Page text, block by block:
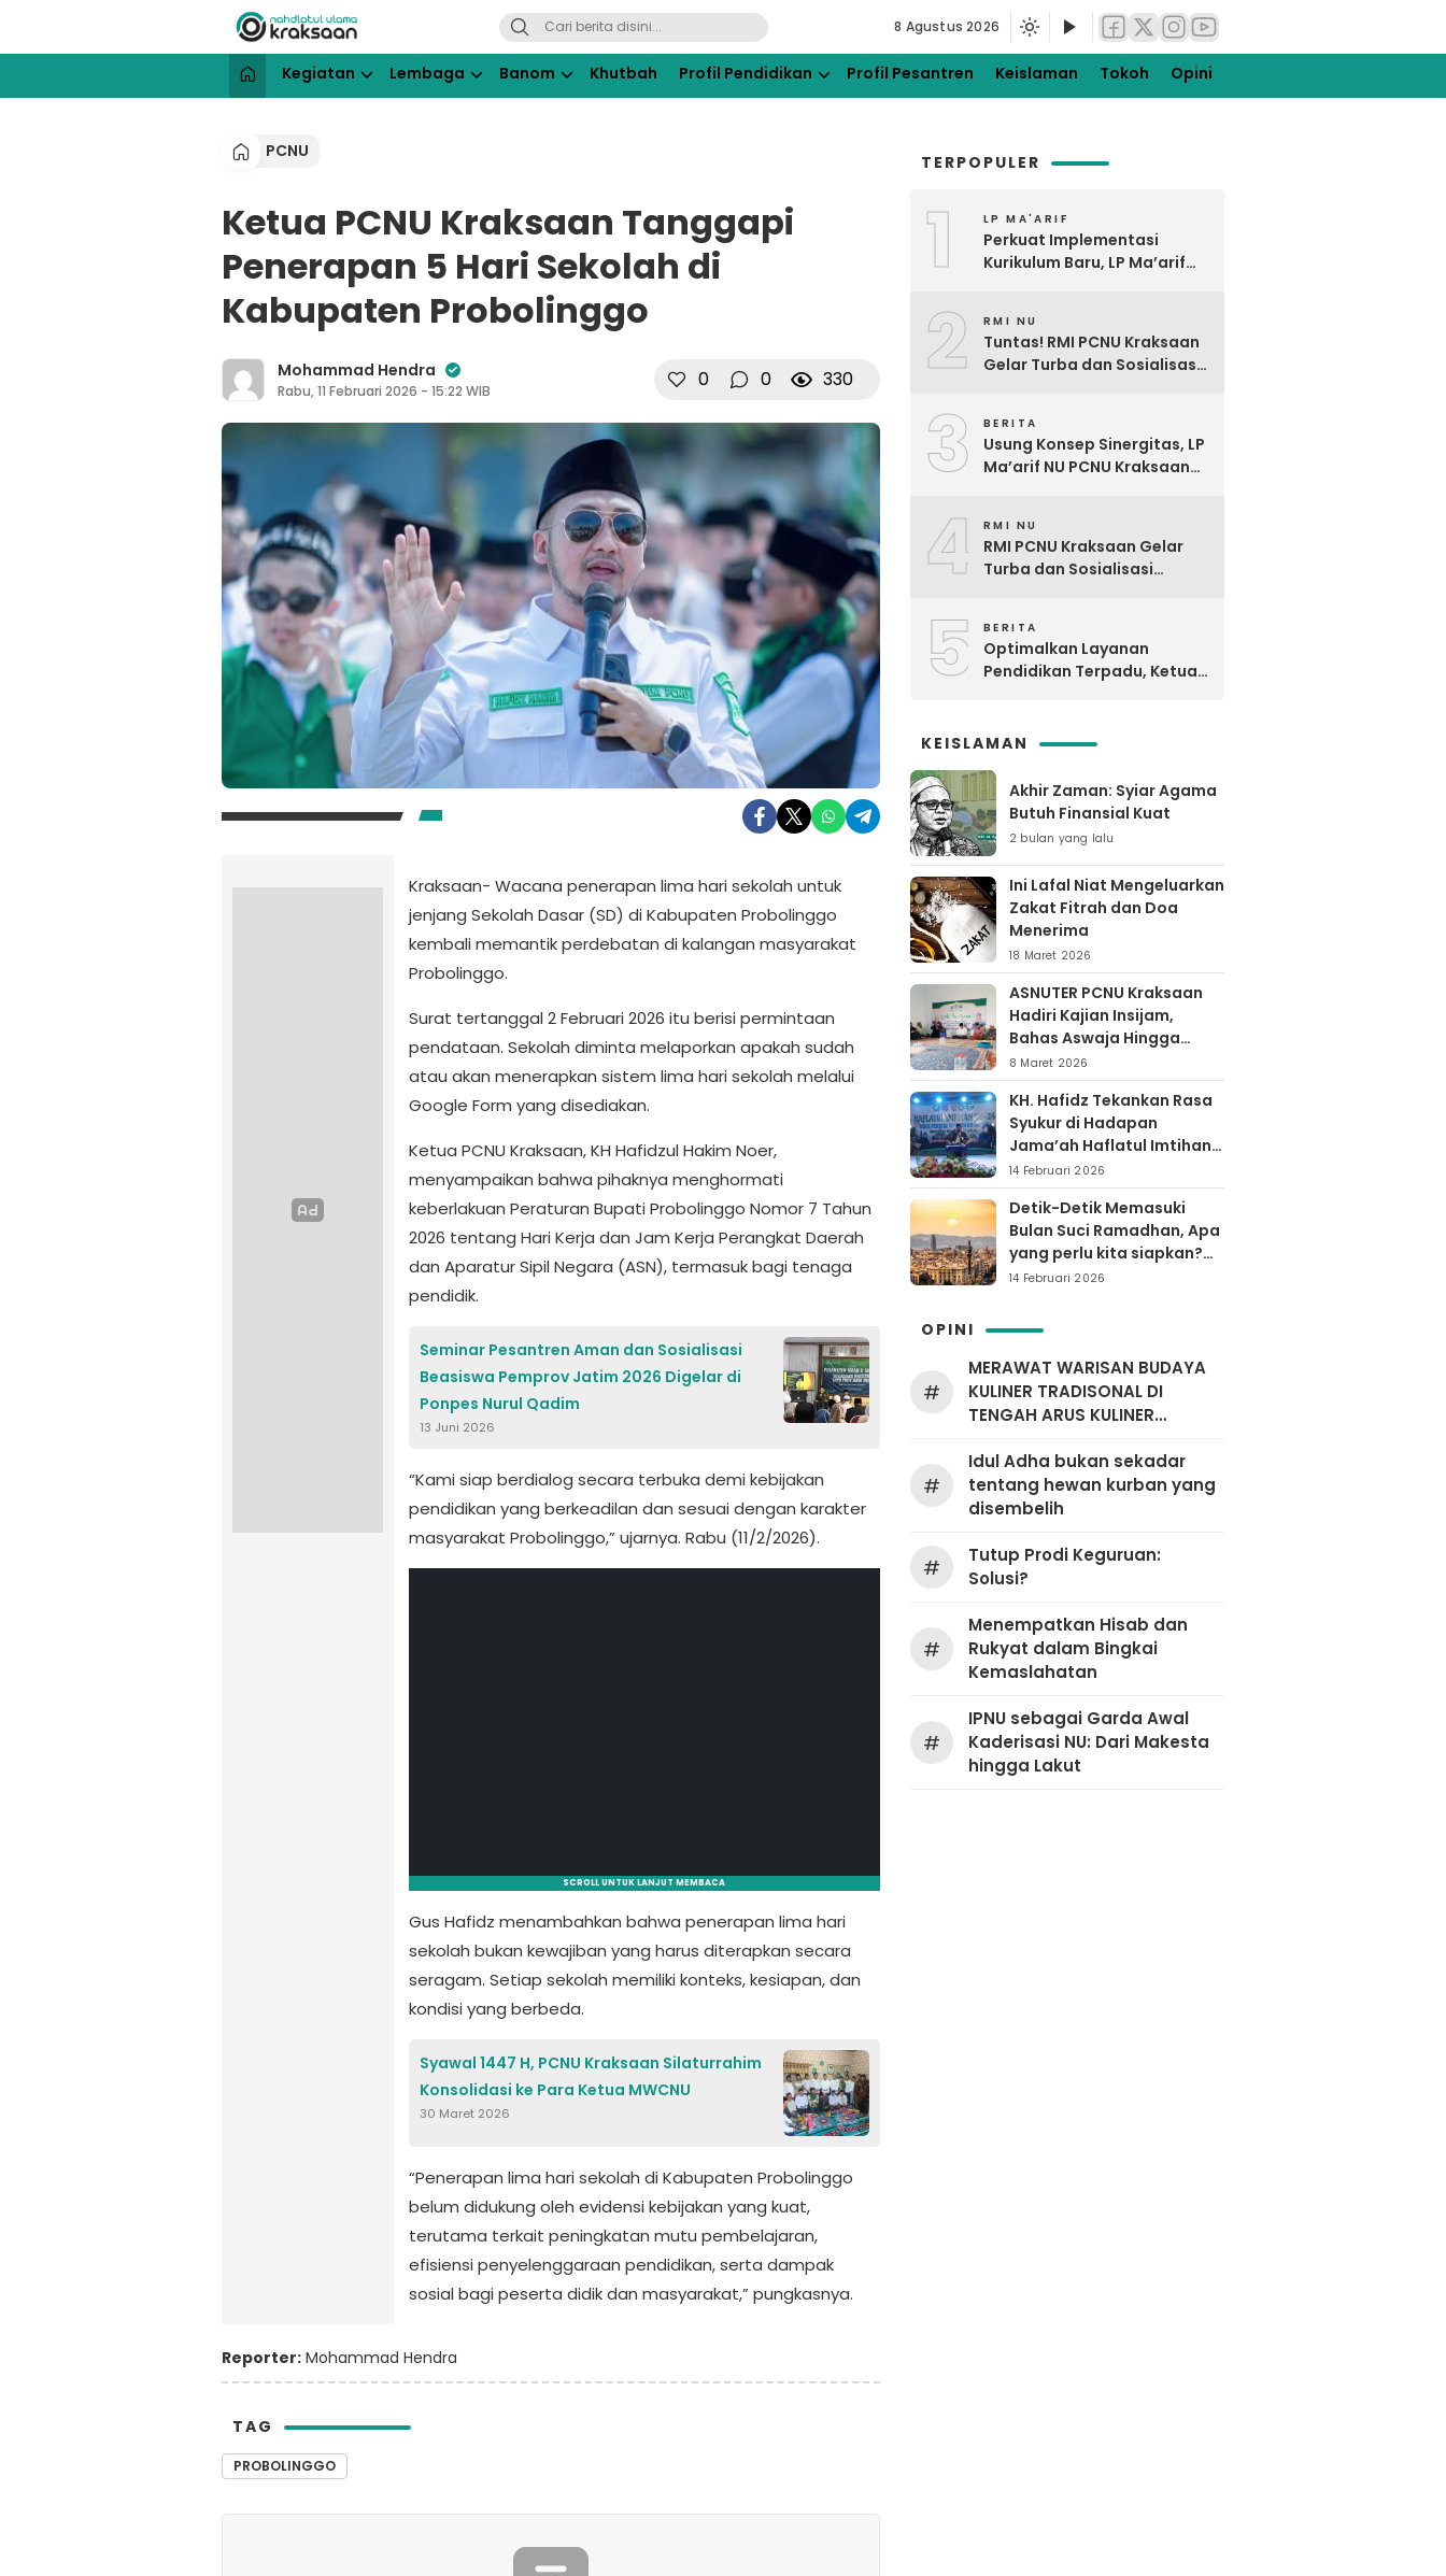
konten
NU Kraksaan
Website Resmi Pengurus Cabang Nahdlatul Ulama Kraksaan
8 Agustus 2026
Kegiatan Lembaga Banom Khutbah Profil Pendidikan Profil Pesantren Keislaman Tokoh Opini
PCNU
Ketua PCNU Kraksaan Tanggapi
Penerapan 5 Hari Sekolah di
Kabupaten Probolinggo
Mohammad Hendra
Rabu, 11 Februari 2026 - 15:22 WIB 0 0 330
Kraksaan- Wacana penerapan lima hari sekolah untuk
jenjang Sekolah Dasar (SD) di Kabupaten Probolinggo
kembali memantik perdebatan di kalangan masyarakat
Probolinggo.
Surat tertanggal 2 Februari 2026 itu berisi permintaan
pendataan. Sekolah diminta melaporkan apakah sudah
atau akan menerapkan sistem lima hari sekolah melalui
Google Form yang disediakan.
Ketua PCNU Kraksaan, KH Hafidzul Hakim Noer,
menyampaikan bahwa pihaknya menghormati
keberlakuan Peraturan Bupati Probolinggo Nomor 7 Tahun
2026 tentang Hari Kerja dan Jam Kerja Perangkat Daerah
dan Aparatur Sipil Negara (ASN), termasuk bagi tenaga
pendidik.
Seminar Pesantren Aman dan Sosialisasi
Beasiswa Pemprov Jatim 2026 Digelar di
Ponpes Nurul Qadim
13 Juni 2026
“Kami siap berdialog secara terbuka demi kebijakan
pendidikan yang berkeadilan dan sesuai dengan karakter
masyarakat Probolinggo,” ujarnya. Rabu (11/2/2026).
SCROLL UNTUK LANJUT MEMBACA
Gus Hafidz menambahkan bahwa penerapan lima hari
sekolah bukan kewajiban yang harus diterapkan secara
seragam. Setiap sekolah memiliki konteks, kesiapan, dan
kondisi yang berbeda.
Syawal 1447 H, PCNU Kraksaan Silaturrahim
Konsolidasi ke Para Ketua MWCNU
30 Maret 2026
“Penerapan lima hari sekolah di Kabupaten Probolinggo
belum didukung oleh evidensi kebijakan yang kuat,
terutama terkait peningkatan mutu pembelajaran,
efisiensi penyelenggaraan pendidikan, serta dampak
sosial bagi peserta didik dan masyarakat,” pungkasnya.
Reporter: Mohammad Hendra
TAG
PROBOLINGGO
TERPOPULER
1 LP MA'ARIF
Perkuat Implementasi
Kurikulum Baru, LP Ma’arif
2 RMI NU
Tuntas! RMI PCNU Kraksaan
Gelar Turba dan Sosialisasi
3 BERITA
Usung Konsep Sinergitas, LP
Ma’arif NU PCNU Kraksaan
4 RMI NU
RMI PCNU Kraksaan Gelar
Turba dan Sosialisasi
5 BERITA
Optimalkan Layanan
Pendidikan Terpadu, Ketua
KEISLAMAN
Akhir Zaman: Syiar Agama
Butuh Finansial Kuat
2 bulan yang lalu
Ini Lafal Niat Mengeluarkan
Zakat Fitrah dan Doa
Menerima
18 Maret 2026
ASNUTER PCNU Kraksaan
Hadiri Kajian Insijam,
Bahas Aswaja Hingga
Dinamika Timur Tengah
8 Maret 2026
KH. Hafidz Tekankan Rasa
Syukur di Hadapan
Jama’ah Haflatul Imtihan
Arrozaq Bucor
Probolinggo
14 Februari 2026
Detik-Detik Memasuki
Bulan Suci Ramadhan, Apa
yang perlu kita siapkan?
Yuk simak…
14 Februari 2026
OPINI
#
MERAWAT WARISAN BUDAYA
KULINER TRADISONAL DI
TENGAH ARUS KULINER
#
Idul Adha bukan sekadar
tentang hewan kurban yang
disembelih
#
Tutup Prodi Keguruan:
Solusi?
#
Menempatkan Hisab dan
Rukyat dalam Bingkai
Kemaslahatan
#
IPNU sebagai Garda Awal
Kaderisasi NU: Dari Makesta
hingga Lakut